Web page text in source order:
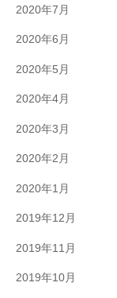
2020年7月
2020年6月
2020年5月
2020年4月
2020年3月
2020年2月
2020年1月
2019年12月
2019年11月
2019年10月